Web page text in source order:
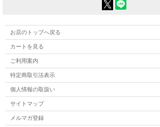
お店のトップへ戻る
カートを見る
ご利用案内
特定商取引法表示
個人情報の取扱い
サイトマップ
メルマガ登録